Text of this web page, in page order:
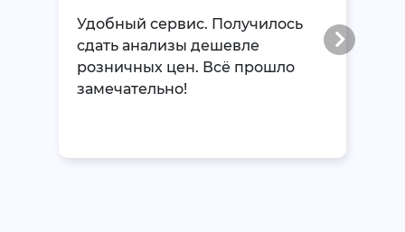
Удобный сервис. Получилось
сдать анализы дешевле
розничных цен. Всё прошло
замечательно!